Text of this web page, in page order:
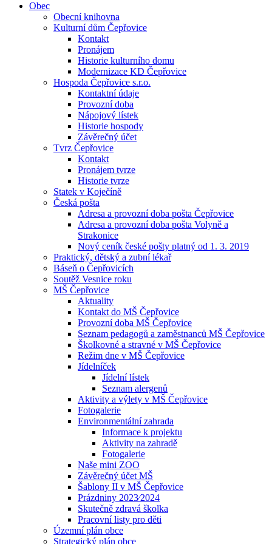
Obec
Obecní knihovna
Kulturní dům Čepřovice
Kontakt
Pronájem
Historie kulturního domu
Modernizace KD Čepřovice
Hospoda Čepřovice s.r.o.
Kontaktní údaje
Provozní doba
Nápojový lístek
Historie hospody
Závěrečný účet
Tvrz Čepřovice
Kontakt
Pronájem tvrze
Historie tvrze
Statek v Koječíně
Česká pošta
Adresa a provozní doba pošta Čepřovice
Adresa a provozní doba pošta Volyně a
Strakonice
Nový ceník české pošty platný od 1. 3. 2019
Praktický, dětský a zubní lékař
Báseň o Čepřovicích
Soutěž Vesnice roku
MŠ Čepřovice
Aktuality
Kontakt do MŠ Čepřovice
Provozní doba MŠ Čepřovice
Seznam pedagogů a zaměstnanců MŠ Čepřovice
Školkovné a stravné v MŠ Čepřovice
Režim dne v MŠ Čepřovice
Jídelníček
Jídelní lístek
Seznam alergenů
Aktivity a výlety v MŠ Čepřovice
Fotogalerie
Environmentální zahrada
Informace k projektu
Aktivity na zahradě
Fotogalerie
Naše mini ZOO
Závěrečný účet MŠ
Šablony II v MŠ Čepřovice
Prázdniny 2023⁄2024
Skutečně zdravá školka
Pracovní listy pro děti
Územní plán obce
Strategický plán obce